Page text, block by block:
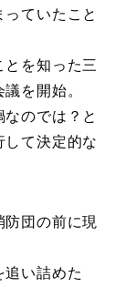
ていたこと
とを知った三
を開始。
のでは？と
して決定的な
団の前に現
追い詰めた